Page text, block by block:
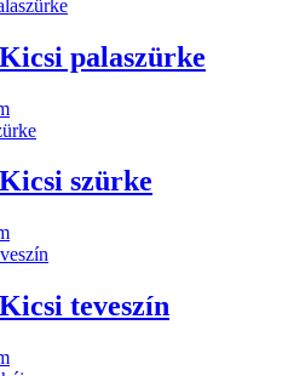
palaszürke
szürke
teveszín